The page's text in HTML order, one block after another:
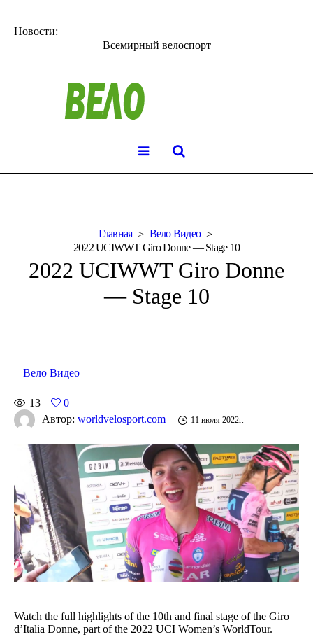
Новости:
Всемирный велоспорт
Главная
Вело Видео
2022 UCIWWT Giro Donne — Stage 10
2022 UCIWWT Giro Donne
— Stage 10
Вело Видео
13
0
Автор: worldvelosport.com 11 июля 2022г.
Watch the full highlights of the 10th and final stage of the Giro
d’Italia Donne, part of the 2022 UCI Women’s WorldTour.